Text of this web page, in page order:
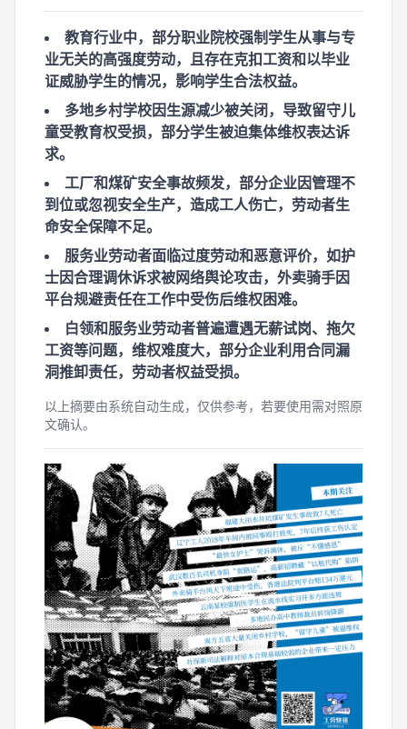
教育行业中，部分职业院校强制学生从事与专
业无关的高强度劳动，且存在克扣工资和以毕业
证威胁学生的情况，影响学生合法权益。
多地乡村学校因生源减少被关闭，导致留守儿
童受教育权受损，部分学生被迫集体维权表达诉
求。
工厂和煤矿安全事故频发，部分企业因管理不
到位或忽视安全生产，造成工人伤亡，劳动者生
命安全保障不足。
服务业劳动者面临过度劳动和恶意评价，如护
士因合理调休诉求被网络舆论攻击，外卖骑手因
平台规避责任在工作中受伤后维权困难。
白领和服务业劳动者普遍遭遇无薪试岗、拖欠
工资等问题，维权难度大，部分企业利用合同漏
洞推卸责任，劳动者权益受损。
以上摘要由系统自动生成，仅供参考，若要使用需对照原
文确认。